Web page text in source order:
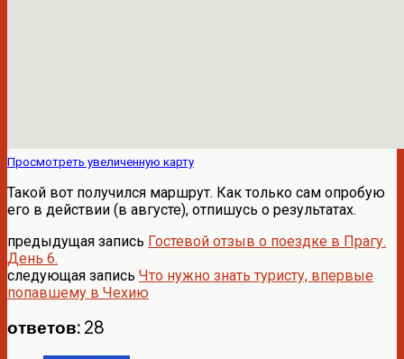
Просмотреть увеличенную карту
Такой вот получился маршрут. Как только сам опробую
его в действии (в августе), отпишусь о результатах.
предыдущая запись Гостевой отзыв о поездке в Прагу.
День 6.
следующая запись Что нужно знать туристу, впервые
попавшему в Чехию
ответов: 28